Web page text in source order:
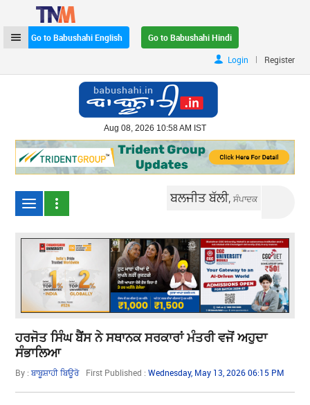
Go to Babushahi English
Go to Babushahi Hindi
Login
| Register
Aug 08, 2026 10:58 AM IST
ਬਲਜੀਤ ਬੱਲੀ,ਸੰਪਾਦਕ
ਹਰਜੋਤ ਸਿੰਘ ਬੈਂਸ ਨੇ ਸਥਾਨਕ ਸਰਕਾਰਾਂ ਮੰਤਰੀ ਵਜੋਂ ਅਹੁਦਾ
ਸੰਭਾਲਿਆ
By :ਬਾਬੂਸ਼ਾਹੀ ਬਿਊਰੋ First Published :Wednesday, May 13, 2026 06:15 PM